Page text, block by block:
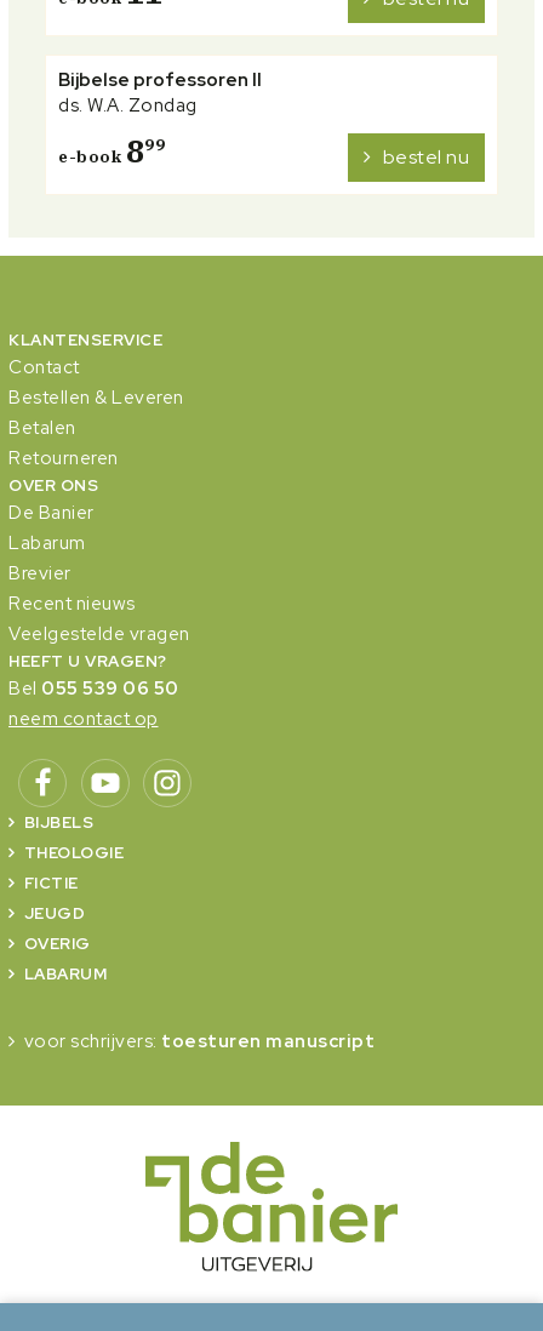
Bijbelse professoren II
ds. W.A. Zondag
e-book 899 bestel nu
KLANTENSERVICE
Contact
Bestellen & Leveren
Betalen
Retourneren
OVER ONS
De Banier
Labarum
Brevier
Recent nieuws
Veelgestelde vragen
HEEFT U VRAGEN?
Bel 055 539 06 50
neem contact op
BIJBELS
THEOLOGIE
FICTIE
JEUGD
OVERIG
LABARUM
voor schrijvers: toesturen manuscript